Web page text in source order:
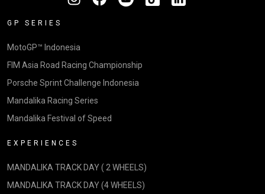
GP SERIES
MotoGP™ Indonesia
FIM Asia Road Racing Championship
Porsche Sprint Challenge Indonesia
Mandalika Racing Series
Mandalika Festival of Speed
EXPERIENCES
MANDALIKA TRACK DAY ( 2 WHEELS)
MANDALIKA TRACK DAY (4 WHEELS)